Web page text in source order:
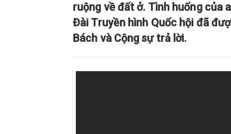
ruộng về đất ở. Tình huống của
Đài Truyền hình Quốc hội đã
Bách và Cộng sự trả lời.